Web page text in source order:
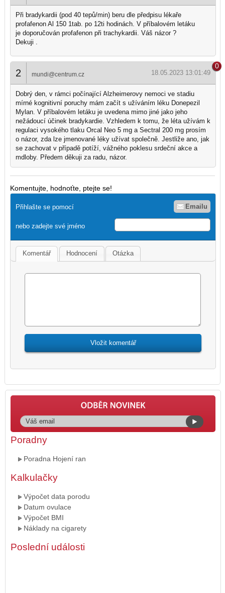
Při bradykardii (pod 40 tepů/min) beru dle předpisu lékaře
profafenon Al 150 1tab. po 12ti hodinách. V příbalovém letáku
je doporučován profafenon při trachykardii. Váš názor ?
Dekuji .
0
2 mundi@centrum.cz 18.05.2023 13:01:49
Dobrý den, v rámci počínající Alzheimerovy nemoci ve stadiu
mírné kognitivní poruchy mám začít s užíváním léku Donepezil
Mylan. V příbalovém letáku je uvedena mimo jiné jako jeho
nežádoucí účinek bradykardie. Vzhledem k tomu, že léta užívám k
regulaci vysokého tlaku Orcal Neo 5 mg a Sectral 200 mg prosím
o názor, zda lze jmenované léky užívat společně. Jestliže ano, jak
se zachovat v případě potíží, vážného poklesu srdeční akce a
mdloby. Předem děkuji za radu, názor.
Komentujte, hodnoťte, ptejte se!
Přihlašte se pomocí Emailu
nebo zadejte své jméno
Komentář Hodnocení Otázka
Poradny
Poradna Hojení ran
Kalkulačky
Výpočet data porodu
Datum ovulace
Výpočet BMI
Náklady na cigarety
Poslední události